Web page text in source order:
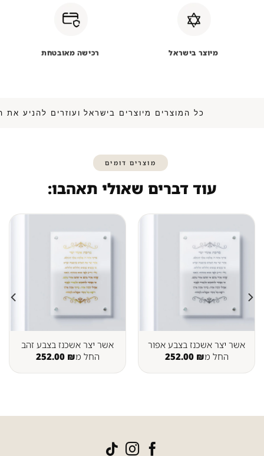
מיוצר בישראל רכישה מאובטחת
כל המוצרים מיוצרים בישראל ועוזרים
מוצרים דומים
עוד דברים שאולי תאהבו:
אשר יצר אשכנז בצבע אפור
החל מ
252.00 ₪
אשר יצר אשכנז בצבע זהב
החל מ
252.00 ₪